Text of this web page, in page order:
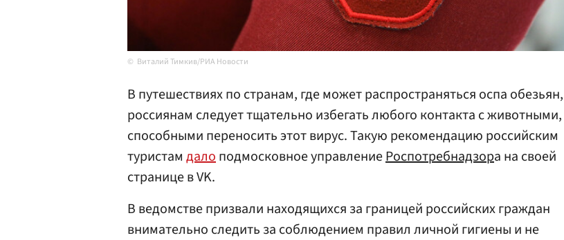
Виталий Тимкив/РИА Новости
В путешествиях по странам, где может распространяться оспа обезьян,
россиянам следует тщательно избегать любого контакта с животными,
способными переносить этот вирус. Такую рекомендацию российским
туристам далоподмосковное управлениеРоспотребнадзора на своей
странице в VK.
В ведомстве призвали находящихся за границей российских граждан
внимательно следить за соблюдением правил личной гигиены и не